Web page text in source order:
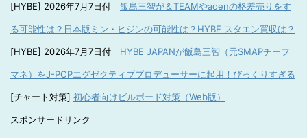
[HYBE] 2026年7月7日付 飯島三智が＆TEAMやaoenの格差売りをす
る可能性は？日本版ミン・ヒジンの可能性は？HYBE スタエン買収は？
[HYBE] 2026年7月7日付 HYBE JAPANが飯島三智（元SMAPチーフ
マネ）をJ-POPエグゼクティブプロデューサーに起用！びっくりすぎる
[チャート対策] 初心者向けビルボード対策（Web版）
スポンサードリンク